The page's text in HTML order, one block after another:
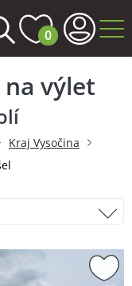
0
výlet
Kraj Vysočina